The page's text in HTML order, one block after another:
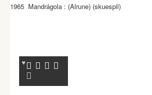
1965 Mandrágola : (Alrune) (skuespil)